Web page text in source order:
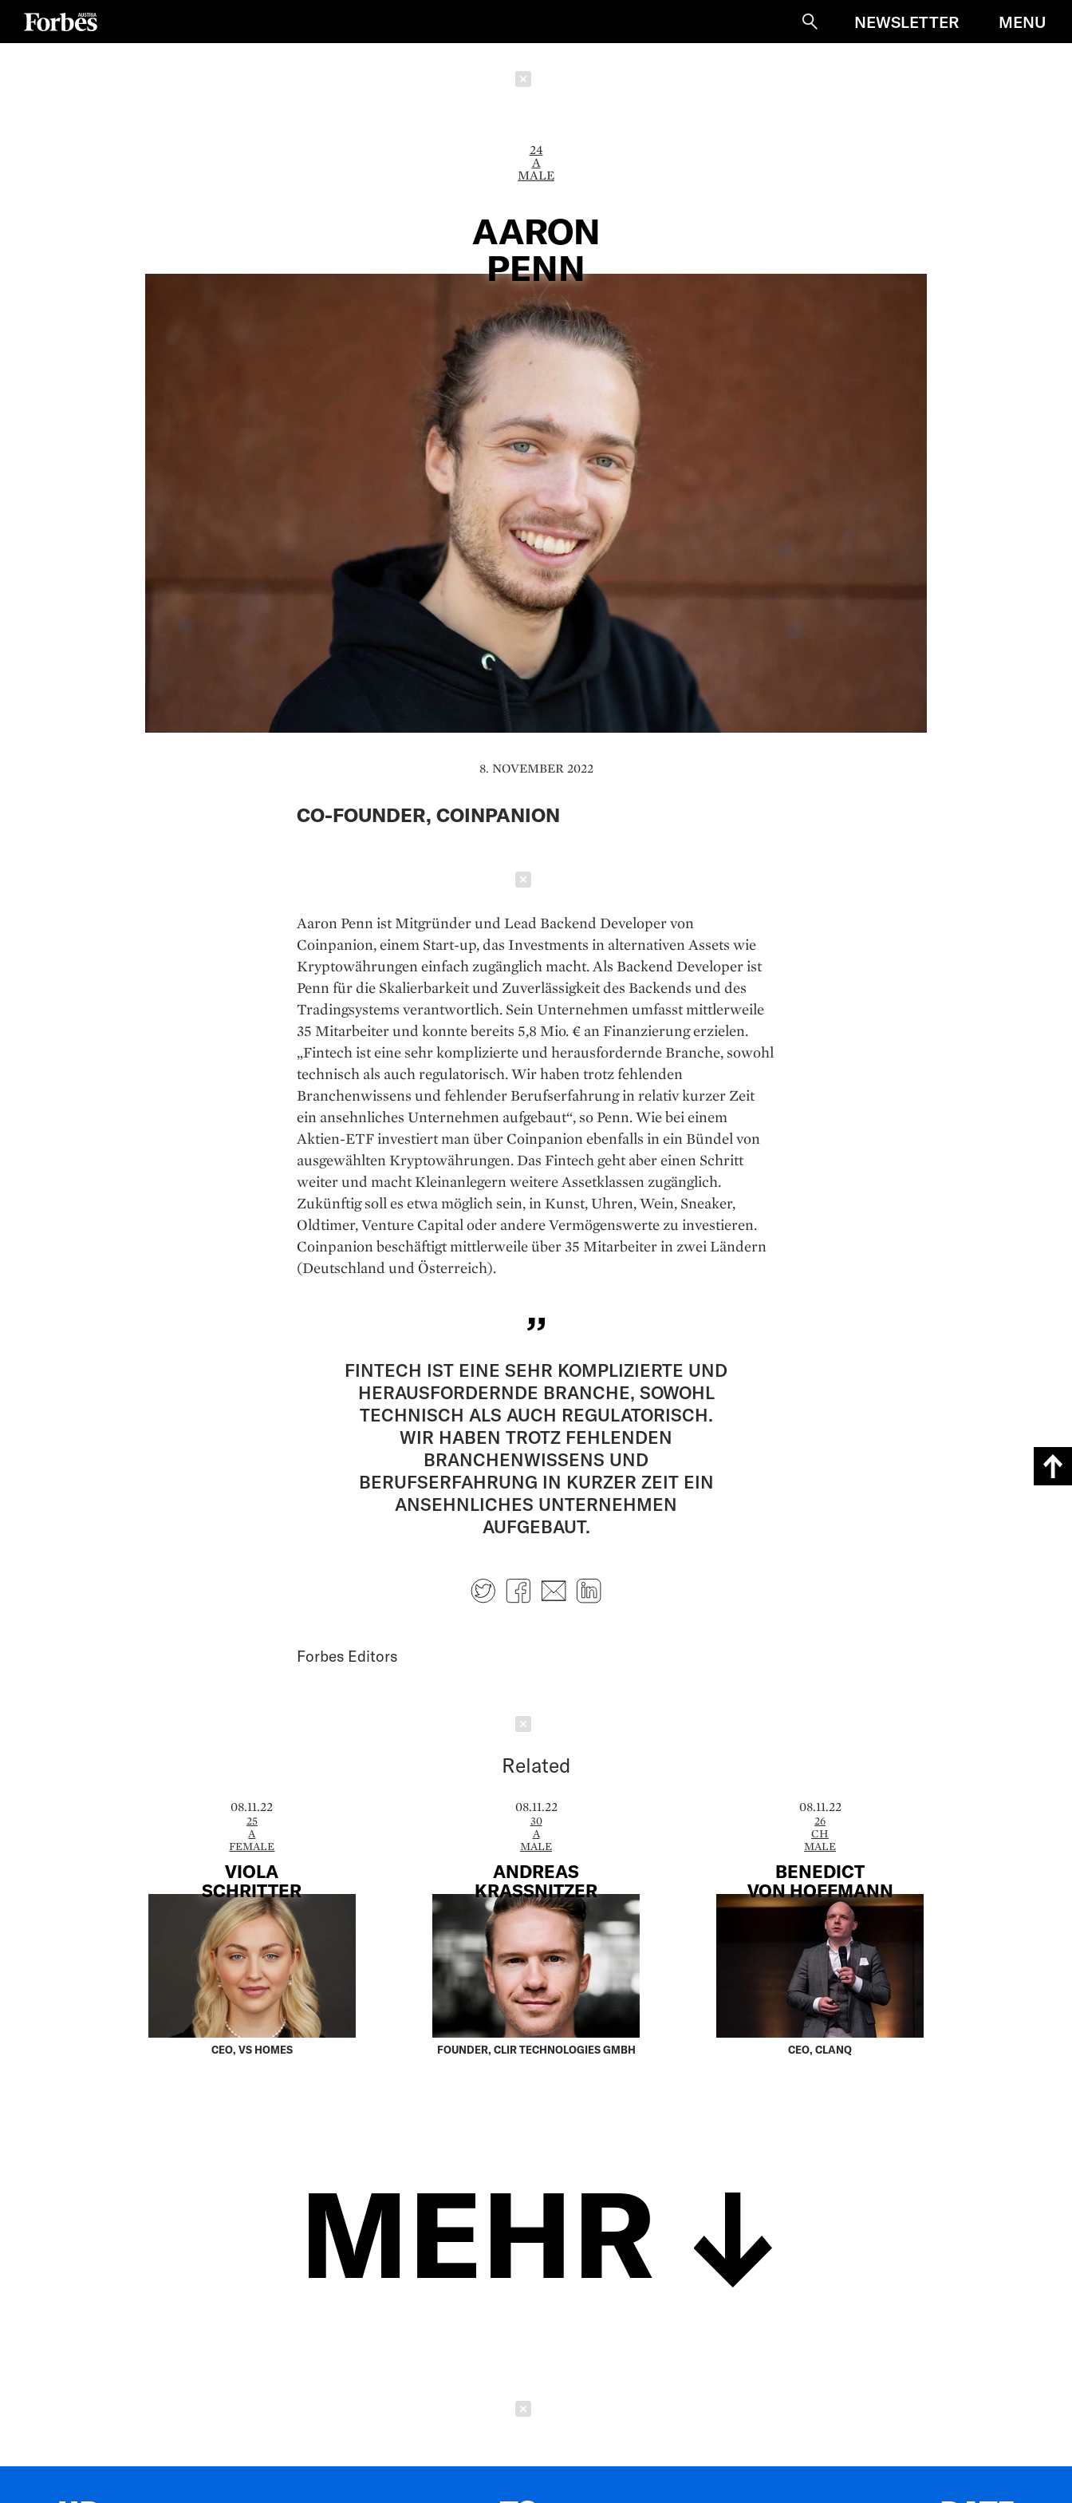
SucheNEWSLETTER MENU
24
A
MALE
AARON
PENN
8. NOVEMBER 2022
CO-FOUNDER, COINPANION
Aaron Penn ist Mitgründer und Lead Backend Developer von
Coinpanion, einem Start-up, das Investments in alternativen Assets wie
Kryptowährungen einfach zugänglich macht. Als Backend Developer ist
Penn für die Skalierbarkeit und Zuverlässigkeit des Backends und des
Tradingsystems verantwortlich. Sein Unternehmen umfasst mittlerweile
35 Mitarbeiter und konnte bereits 5,8 Mio. € an Finanzierung erzielen.
„Fintech ist eine sehr komplizierte und herausfordernde Branche, sowohl
technisch als auch regulatorisch. Wir haben trotz fehlenden
Branchenwissens und fehlender Berufserfahrung in relativ kurzer Zeit
ein ansehnliches Unternehmen aufgebaut“, so Penn. Wie bei einem
Aktien-ETF investiert man über Coinpanion ebenfalls in ein Bündel von
ausgewählten Kryptowährungen. Das Fintech geht aber einen Schritt
weiter und macht Kleinanlegern weitere Assetklassen zugänglich.
Zukünftig soll es etwa möglich sein, in Kunst, Uhren, Wein, Sneaker,
Oldtimer, Venture Capital oder andere Vermögenswerte zu investieren.
Coinpanion beschäftigt mittlerweile über 35 Mitarbeiter in zwei Ländern
(Deutschland und Österreich).
FINTECH IST EINE SEHR KOMPLIZIERTE UND
HERAUSFORDERNDE BRANCHE, SOWOHL
TECHNISCH ALS AUCH REGULATORISCH.
WIR HABEN TROTZ FEHLENDEN
BRANCHENWISSENS UND
BERUFSERFAHRUNG IN KURZER ZEIT EIN
ANSEHNLICHES UNTERNEHMEN
AUFGEBAUT.
TwitterFacebook
E-mail
Forbes Editors
Related
08.11.22
25
A
FEMALE
VIOLA
SCHRITTER
CEO, VS HOMES
08.11.22
30
A
MALE
ANDREAS
KRASSNITZER
FOUNDER, CLIR TECHNOLOGIES GMBH
08.11.22
26
CH
MALE
BENEDICT
VON HOFFMANN
CEO, CLANQ
MEHR